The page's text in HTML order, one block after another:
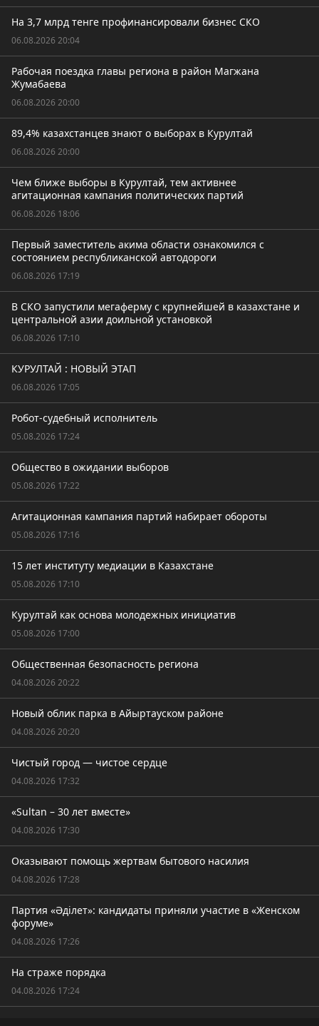
На 3,7 млрд тенге профинансировали бизнес СКО
06.08.2026 20:04
Рабочая поездка главы региона в район Магжана
Жумабаева
06.08.2026 20:00
89,4% казахстанцев знают о выборах в Курултай
06.08.2026 20:00
Чем ближе выборы в Курултай, тем активнее
агитационная кампания политических партий
06.08.2026 18:06
Первый заместитель акима области ознакомился с
состоянием республиканской автодороги
06.08.2026 17:19
В СКО запустили мегаферму с крупнейшей в казахстане и
центральной азии доильной установкой
06.08.2026 17:10
КУРУЛТАЙ : НОВЫЙ ЭТАП
06.08.2026 17:05
Робот-судебный исполнитель
05.08.2026 17:24
Общество в ожидании выборов
05.08.2026 17:22
Агитационная кампания партий набирает обороты
05.08.2026 17:16
15 лет институту медиации в Казахстане
05.08.2026 17:10
Курултай как основа молодежных инициатив
05.08.2026 17:00
Общественная безопасность региона
04.08.2026 20:22
Новый облик парка в Айыртауском районе
04.08.2026 20:20
Чистый город — чистое сердце
04.08.2026 17:32
«Sultan – 30 лет вместе»
04.08.2026 17:30
Оказывают помощь жертвам бытового насилия
04.08.2026 17:28
Партия «Әділет»: кандидаты приняли участие в «Женском
форуме»
04.08.2026 17:26
На страже порядка
04.08.2026 17:24